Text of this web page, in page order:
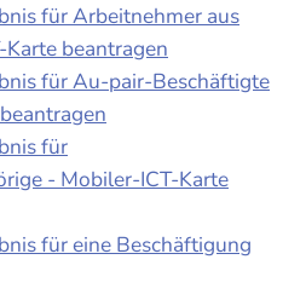
für Arbeitnehmer aus
beantragen
für Au-pair-Beschäftigte
für
- Mobiler-ICT-Karte
für eine Beschäftigung